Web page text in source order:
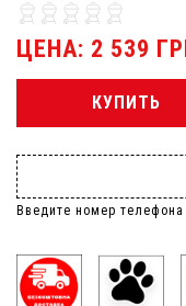
ЦЕНА: 2 539
КУПИТЬ
Введите номер